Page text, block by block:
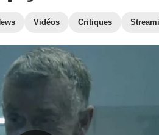
Vidéos Critiques